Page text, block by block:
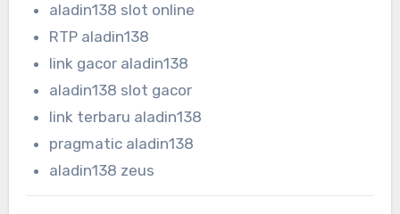
aladin138 slot online
RTP aladin138
link gacor aladin138
aladin138 slot gacor
link terbaru aladin138
pragmatic aladin138
aladin138 zeus